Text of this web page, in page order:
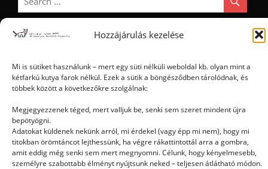
Hozzájárulás kezelése
Mi is sütiket használunk – mert egy süti nélküli weboldal kb. olyan mint a
kétfarkú kutya farok nélkül. Ezek a sütik a böngésződben tárolódnak, és
többek között a következőkre szolgálnak:
Megjegyezzenek téged, mert valljuk be, senki sem szeret mindent újra
bepötyögni.
Adatokat küldenek nekünk arról, mi érdekel (vagy épp mi nem), hogy mi
titokban örömtáncot lejthessünk, ha végre rákattintottál arra a gombra,
amit eddig még senki sem mert megnyomni. Célunk, hogy kényelmesebb,
személyre szabottabb élményt nyújtsunk neked – teljesen átlátható módon.
Ⓒ 2006 - 2026 - Magyar Kétfarkú Kutya Párt - Minden jog fenntartva